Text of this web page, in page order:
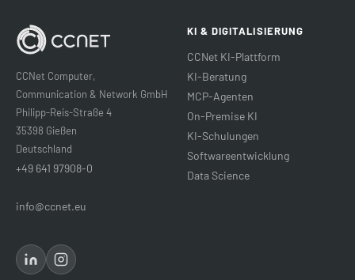
CCNet Computer,
Communication & Network GmbH
Philipp-Reis-Straße 4
35398 Gießen
Deutschland
+49 641 97908-0
info@ccnet.eu
KI & DIGITALISIERUNG
CCNet KI-Plattform
KI-Beratung
MCP-Agenten
On-Premise KI
KI-Schulungen
Softwareentwicklung
Data Science